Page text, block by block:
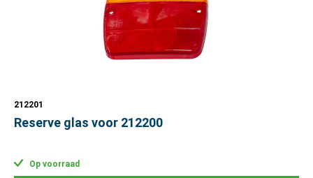
212201
Reserve glas voor 212200
Op voorraad